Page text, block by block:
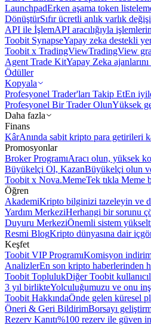
LaunchpadErken aşama token
DönüştürSıfır ücretli anlık varlık
API ile İşlemAPI aracılığıyla
Toobit SynapseYapay zeka destekli
Toobit x TradingViewTradingView
Agent Trade KitYapay Zeka
Ödüller
Kopyala
Profesyonel Trader'ları Takip EtEn
Profesyonel Bir Trader OlunYüksek
Daha fazla
Finans
KârAnında sabit kripto para getirileri
Promosyonlar
Broker ProgramıAracı olun, yüksek
Büyükelçi Ol, KazanBüyükelçi olun ve
Toobit x Nova.MemeTek tıkla Meme
Öğren
AkademiKripto bilginizi tazeleyin ve
Yardım MerkeziHerhangi bir sorunu
Duyuru MerkeziÖnemli sistem
Resmi BlogKripto dünyasına dair
Keşfet
Toobit VIP ProgramıKomisyon
AnalizlerEn son kripto haberlerinden
Toobit ToplulukDiğer Toobit
3 yıl birlikteYolculuğumuzu ve onu
Toobit HakkındaÖnde gelen küresel
Öneri & Geri BildirimBorsayı
Rezerv Kanıtı%100 rezerv ile güven